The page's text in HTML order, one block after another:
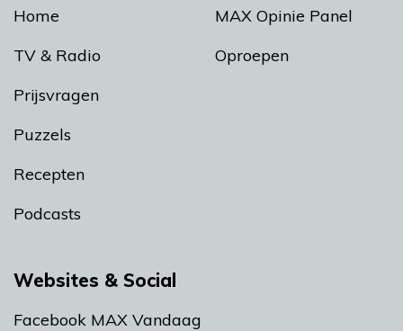
Home
TV & Radio
Prijsvragen
Puzzels
Recepten
Podcasts
MAX Opinie Panel
Oproepen
Websites & Social
Facebook MAX Vandaag